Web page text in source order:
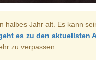
halbes Jahr alt. Es kann
es zu den aktuellsten
zu verpassen.